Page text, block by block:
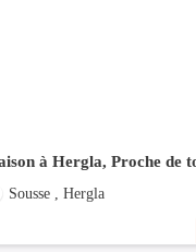
Sousse , Hergla